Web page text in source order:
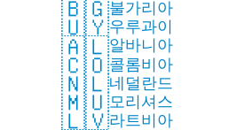
🇧🇬불가리아
🇺🇾우루과이
🇦🇱알바니아
🇨🇴콜롬비아
🇳🇱네덜란드
🇲🇺모리셔스
🇱🇻라트비아